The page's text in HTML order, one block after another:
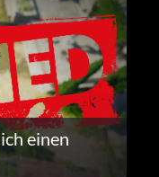
einen